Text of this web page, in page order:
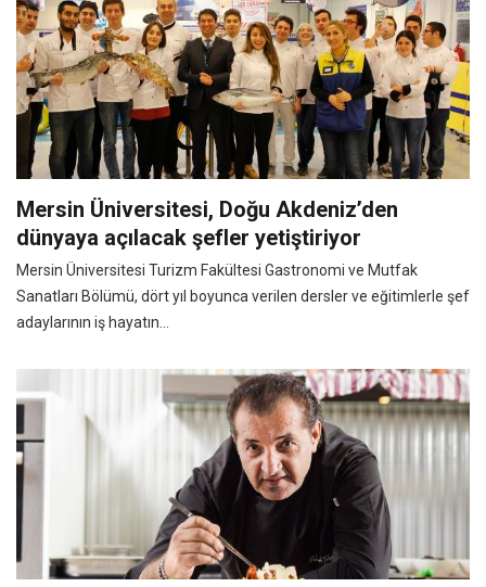
Mersin Üniversitesi, Doğu Akdeniz’den
dünyaya açılacak şefler yetiştiriyor
Mersin Üniversitesi Turizm Fakültesi Gastronomi ve Mutfak
Sanatları Bölümü, dört yıl boyunca verilen dersler ve eğitimlerle şef
adaylarının iş hayatın...